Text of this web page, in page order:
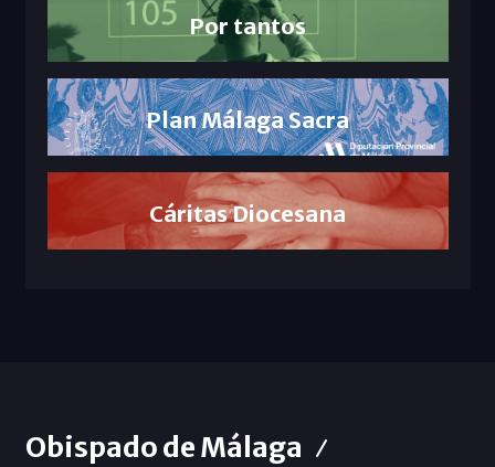
Por tantos
Plan Málaga Sacra
Cáritas Diocesana
Obispado de Málaga